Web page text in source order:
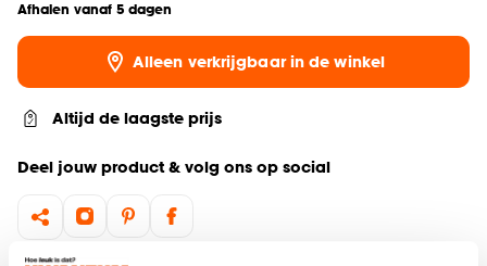
Afhalen vanaf 5 dagen
Alleen verkrijgbaar in de winkel
Altijd de laagste prijs
Deel jouw product & volg ons op social